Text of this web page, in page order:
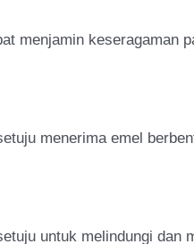
menjamin keseragaman
menerima emel
untuk melindungi dan